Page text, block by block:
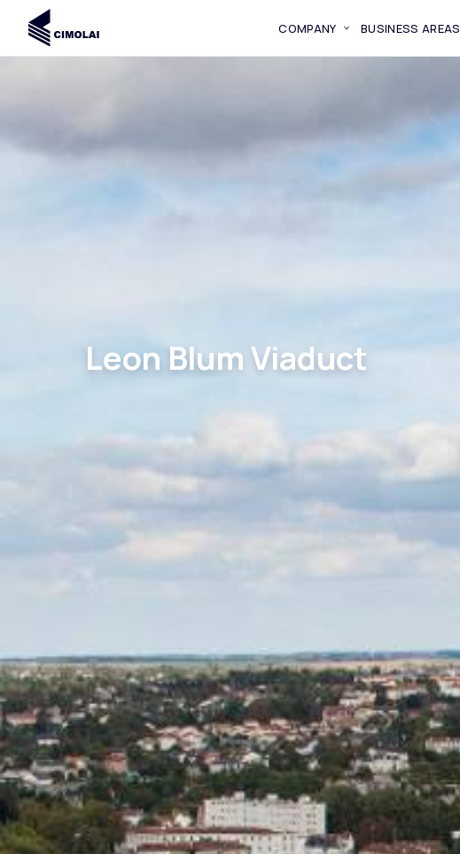
COMPANY BUSINESS AREAS
Leon Blum Viaduct